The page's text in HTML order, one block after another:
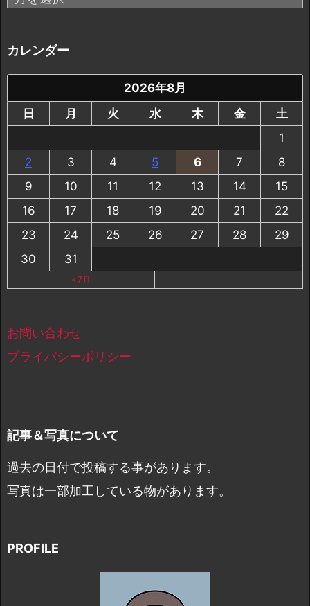
ー
イ
ブ
カレンダー
2026年8月
日
月 火 水 木 金
土
1
2
3 4 5 6 7
8
9
10 11 12 13 14
15
16
17 18 19 20 21
22
23
24 25 26 27 28
29
30
31
« 7月
お問い合わせ
プライバシーポリシー
記事＆写真について
過去の日付で投稿する事があります。
写真は一部加工している物があります。
PROFILE